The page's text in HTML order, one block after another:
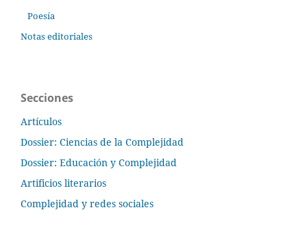
Poesía
Notas editoriales
Secciones
Artículos
Dossier: Ciencias de la Complejidad
Dossier: Educación y Complejidad
Artificios literarios
Complejidad y redes sociales